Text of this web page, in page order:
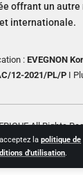
la politique de
d'utilisation.
offrant un autre
internationale.
: EVEGNON
12-2021/PL/PI
All Rights
Creative